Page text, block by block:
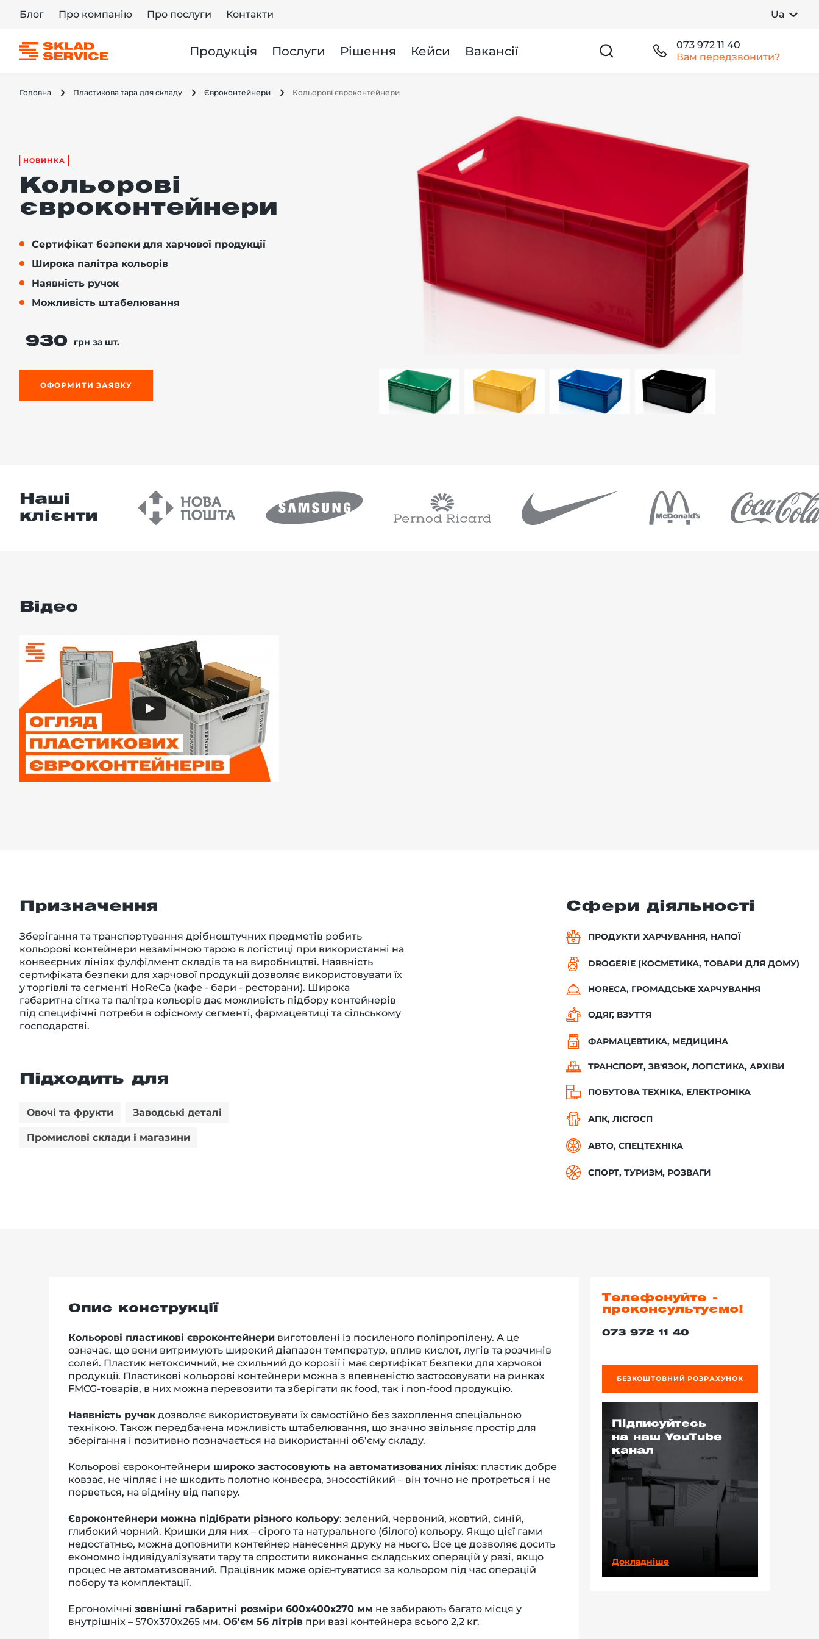
Блог Про компанію Про послуги Контакти Ua
Продукція Послуги Рішення Кейси Вакансії
073 972 11 40
Вам передзвонити?
Головна Пластикова тара для складу Євроконтейнери Кольорові євроконтейнери
НОВИНКА
Кольорові
євроконтейнери
Сертифікат безпеки для харчової продукції
Широка палітра кольорів
Наявність ручок
Можливість штабелювання
930 грн за шт.
ОФОРМИТИ ЗАЯВКУ
Наші
клієнти
Відео
Призначення
Зберігання та транспортування дрібноштучних предметів робить
кольорові контейнери незамінною тарою в логістиці при використанні на
конвеєрних лініях фулфілмент складів та на виробництві. Наявність
сертифіката безпеки для харчової продукції дозволяє використовувати їх
у торгівлі та сегменті HoReCa (кафе - бари - ресторани). Широка
габаритна сітка та палітра кольорів дає можливість підбору контейнерів
під специфічні потреби в офісному сегменті, фармацевтиці та сільському
господарстві.
Підходить для
Овочі та фрукти Заводські деталі
Промислові склади і магазини
Сфери діяльності
ПРОДУКТИ ХАРЧУВАННЯ, НАПОЇ
DROGERIE (КОСМЕТИКА, ТОВАРИ ДЛЯ ДОМУ)
HORECA, ГРОМАДСЬКЕ ХАРЧУВАННЯ
ОДЯГ, ВЗУТТЯ
ФАРМАЦЕВТИКА, МЕДИЦИНА
ТРАНСПОРТ, ЗВ'ЯЗОК, ЛОГІСТИКА, АРХІВИ
ПОБУТОВА ТЕХНІКА, ЕЛЕКТРОНІКА
АПК, ЛІСГОСП
АВТО, СПЕЦТЕХНІКА
СПОРТ, ТУРИЗМ, РОЗВАГИ
Опис конструкції
Кольорові пластикові євроконтейнери виготовлені із посиленого поліпропілену. А це
означає, що вони витримують широкий діапазон температур, вплив кислот, лугів та розчинів
солей. Пластик нетоксичний, не схильний до корозії і має сертифікат безпеки для харчової
продукції. Пластикові кольорові контейнери можна з впевненістю застосовувати на ринках
FMCG-товарів, в них можна перевозити та зберігати як food, так і non-food продукцію.
Наявність ручок дозволяє використовувати їх самостійно без захоплення спеціальною
технікою. Також передбачена можливість штабелювання, що значно звільняє простір для
зберігання і позитивно позначається на використанні об’єму складу.
Кольорові євроконтейнери широко застосовують на автоматизованих лініях: пластик добре
ковзає, не чіпляє і не шкодить полотно конвеєра, зносостійкий – він точно не протреться і не
порветься, на відміну від паперу.
Євроконтейнери можна підібрати різного кольору: зелений, червоний, жовтий, синій,
глибокий чорний. Кришки для них – сірого та натурального (білого) кольору. Якщо цієї гами
недостатньо, можна доповнити контейнер нанесення друку на нього. Все це дозволяє досить
економно індивідуалізувати тару та спростити виконання складських операцій у разі, якщо
процес не автоматизований. Працівник може орієнтуватися за кольором під час операцій
побору та комплектації.
Ергономічні зовнішні габаритні розміри 600х400х270 мм не забирають багато місця у
внутрішніх – 570х370х265 мм. Об'єм 56 літрів при вазі контейнера всього 2,2 кг.
Телефонуйте -
проконсультуємо!
073 972 11 40
БЕЗКОШТОВНИЙ РОЗРАХУНОК
Підписуйтесь
на наш YouTube
канал
Докладніше
поверх